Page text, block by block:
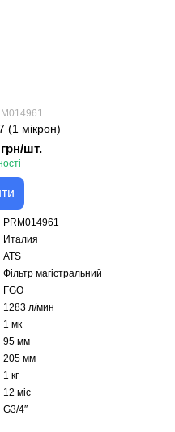
(1 мікрон)
шт.
PRM014961
Италия
ATS
Фільтр магістральний
FGO
1283 л/мин
1 мк
95 мм
205 мм
1 кг
12 міс
G3/4″